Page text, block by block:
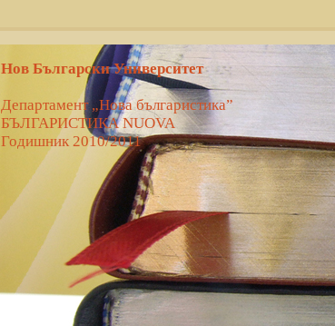
Нов Български Университет
Департамент „Нова българистика”
БЪЛГАРИСТИКА NUOVA
Годишник 2010/2011